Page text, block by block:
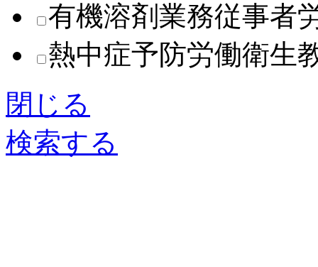
有機溶剤業務従事者
熱中症予防労働衛生
閉じる
検索する